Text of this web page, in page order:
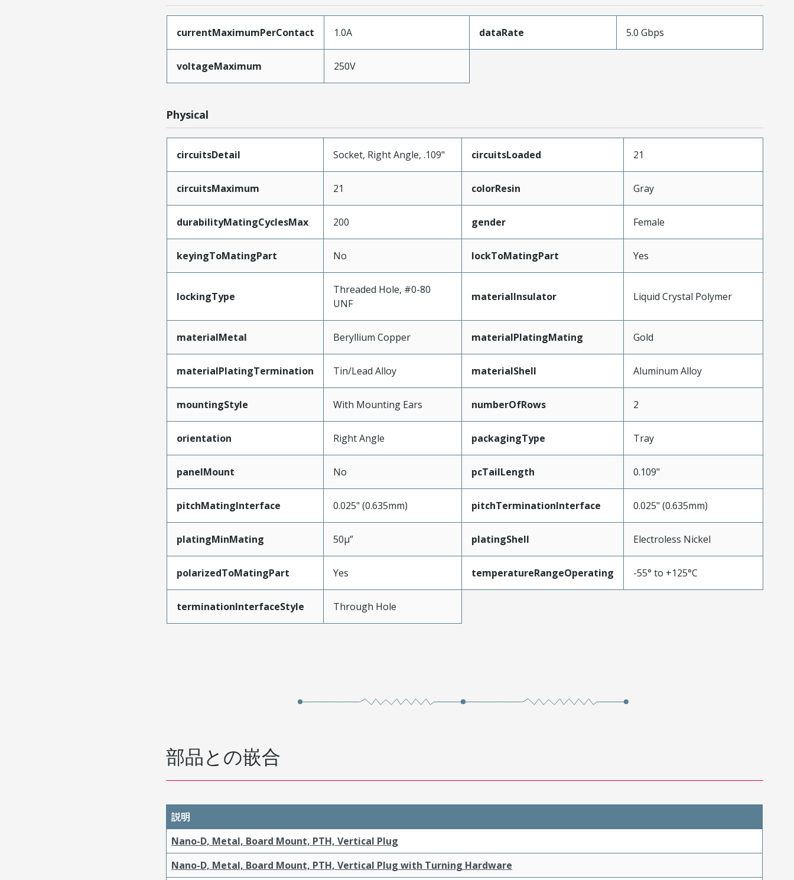
currentMaximumPerContact 1.0A dataRate 5.0 Gbps
voltageMaximum 250V
Physical
circuitsDetail Socket, Right Angle, .109" circuitsLoaded 21
circuitsMaximum 21 colorResin Gray
durabilityMatingCyclesMax 200 gender Female
keyingToMatingPart No lockToMatingPart Yes
lockingType
Threaded Hole, #0-80
UNF
materialInsulator Liquid Crystal Polymer
materialMetal Beryllium Copper materialPlatingMating Gold
materialPlatingTermination Tin/Lead Alloy materialShell Aluminum Alloy
mountingStyle With Mounting Ears numberOfRows 2
orientation Right Angle packagingType Tray
panelMount No pcTailLength 0.109"
pitchMatingInterface 0.025" (0.635mm) pitchTerminationInterface 0.025" (0.635mm)
platingMinMating 50µ” platingShell Electroless Nickel
polarizedToMatingPart Yes temperatureRangeOperating -55° to +125°C
terminationInterfaceStyle Through Hole
部品との嵌合
説明
Nano-D, Metal, Board Mount, PTH, Vertical Plug
Nano-D, Metal, Board Mount, PTH, Vertical Plug with Turning Hardware